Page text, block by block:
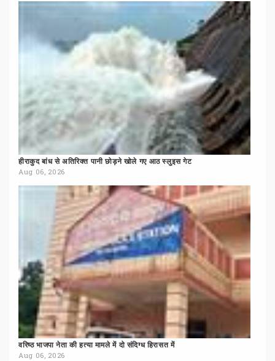
हीराकुद बांध से अतिरिक्त पानी छोड़ने खोले गए आठ स्लुइस गेट
Aug 06, 2026
वरिष्ठ भाजपा नेता की हत्या मामले में दो संदिग्ध हिरासत में
Aug 06, 2026